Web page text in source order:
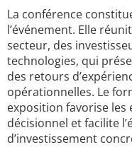
La conférence
l’événement. Elle
secteur, des
technologies, qui
des retours
opérationnelles. Le
exposition favorise les
décisionnel et facilite
d’investissement